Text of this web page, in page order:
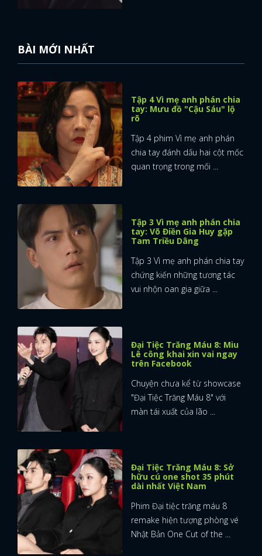
BÀI MỚI NHẤT
Tập 4 Vì mẹ anh phán chia
tay: Mưu đồ "Cậu Sáu" lộ
rõ
Tập 4 phim Vì mẹ anh phán
chia tay đánh dấu hai cột mốc
quan trọng trong mối ...
Tập 3 Vì mẹ anh phán chia
tay: Võ Điền Gia Huy gặp
Tam Triều Dâng
Tập 3 Vì mẹ anh phán chia tay
chứng kiến những tương tác
vui nhộn oan gia giữa ...
Đại Tiệc Trăng Máu 8: Miu
Lê công khai xin vai ngay
trên Facebook
Chuyện chưa kể từ showcase
"Đại Tiệc Trăng Máu 8" với
màn tái xuất của lão ...
Đại Tiệc Trăng Máu 8: Sở
hữu cú one shot 35 phút
dài nhất Việt Nam
Phim Đại tiệc trăng máu 8
remake hiện tượng phòng vé
Nhật Bản One Cut of the ...